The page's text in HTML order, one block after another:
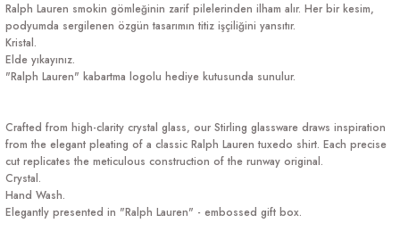
Ralph Lauren smokin gömleğinin zarif pilelerinden ilham alır. Her bir kesim,
podyumda sergilenen özgün tasarımın titiz işçiliğini yansıtır.
Kristal.
Elde yıkayınız.
"Ralph Lauren" kabartma logolu hediye kutusunda sunulur.
Crafted from high-clarity crystal glass, our Stirling glassware draws inspiration
from the elegant pleating of a classic Ralph Lauren tuxedo shirt. Each precise
cut replicates the meticulous construction of the runway original.
Crystal.
Hand Wash.
Elegantly presented in "Ralph Lauren" - embossed gift box.